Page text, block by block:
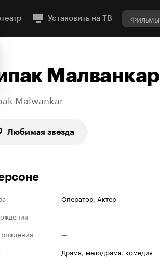
Установить на ТВ
Малванкар
Malwankar
Любимая звезда
Оператор, Актер
—
—
драма, мелодрама, комедия